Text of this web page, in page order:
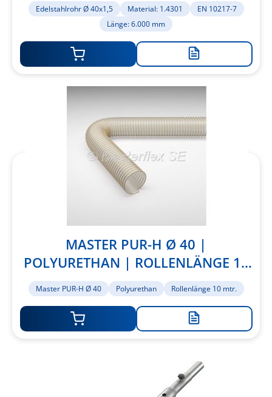
Edelstahlrohr Ø 40x1,5 Material: 1.4301
EN 10217-7
Länge: 6.000 mm
Zur
Merkliste
hinzufügen
MASTER PUR-H Ø 40 |
POLYURETHAN | ROLLENLÄNGE 10
MTR.
Master PUR-H Ø 40 Polyurethan Rollenlänge 10 mtr.
Zur
hinzufügen